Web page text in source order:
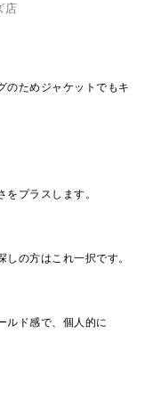
店
のためジャケットでもキ
プラスします。
の方はこれ一択です。
ルド感で、個人的に